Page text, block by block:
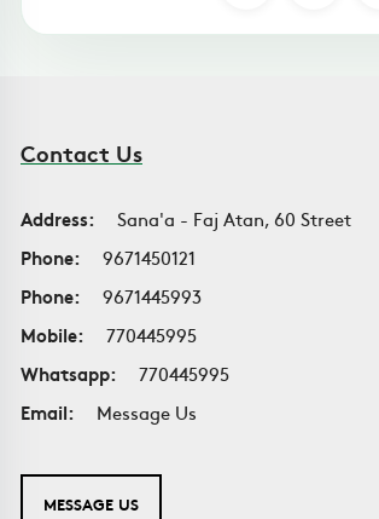
Contact Us
Address:
Sana'a - Faj Atan, 60 Street
Phone:
9671450121
Phone:
9671445993
Mobile:
770445995
Whatsapp:
770445995
Email:
Message Us
MESSAGE US